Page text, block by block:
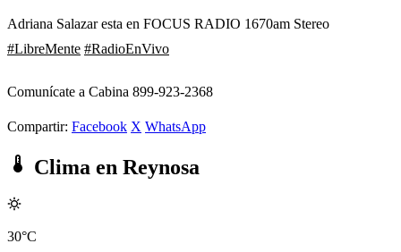
Adriana Salazar esta en FOCUS RADIO 1670am Stereo
#LibreMente #RadioEnVivo
Comunícate a Cabina 899-923-2368
Compartir: Facebook X WhatsApp
Clima en Reynosa
30°C